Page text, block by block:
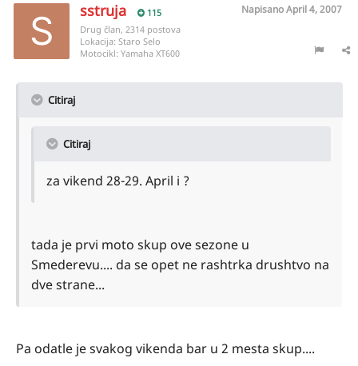
sstruja 115 NapisanoApril 4, 2007
Drug član, 2314 postova
Lokacija: Staro Selo
Motocikl: Yamaha XT600
Citiraj
Citiraj
za vikend 28-29. April i ?
tada je prvi moto skup ove sezone u
Smederevu.... da se opet ne rashtrka drushtvo na
dve strane...
Pa odatle je svakog vikenda bar u 2 mesta skup....